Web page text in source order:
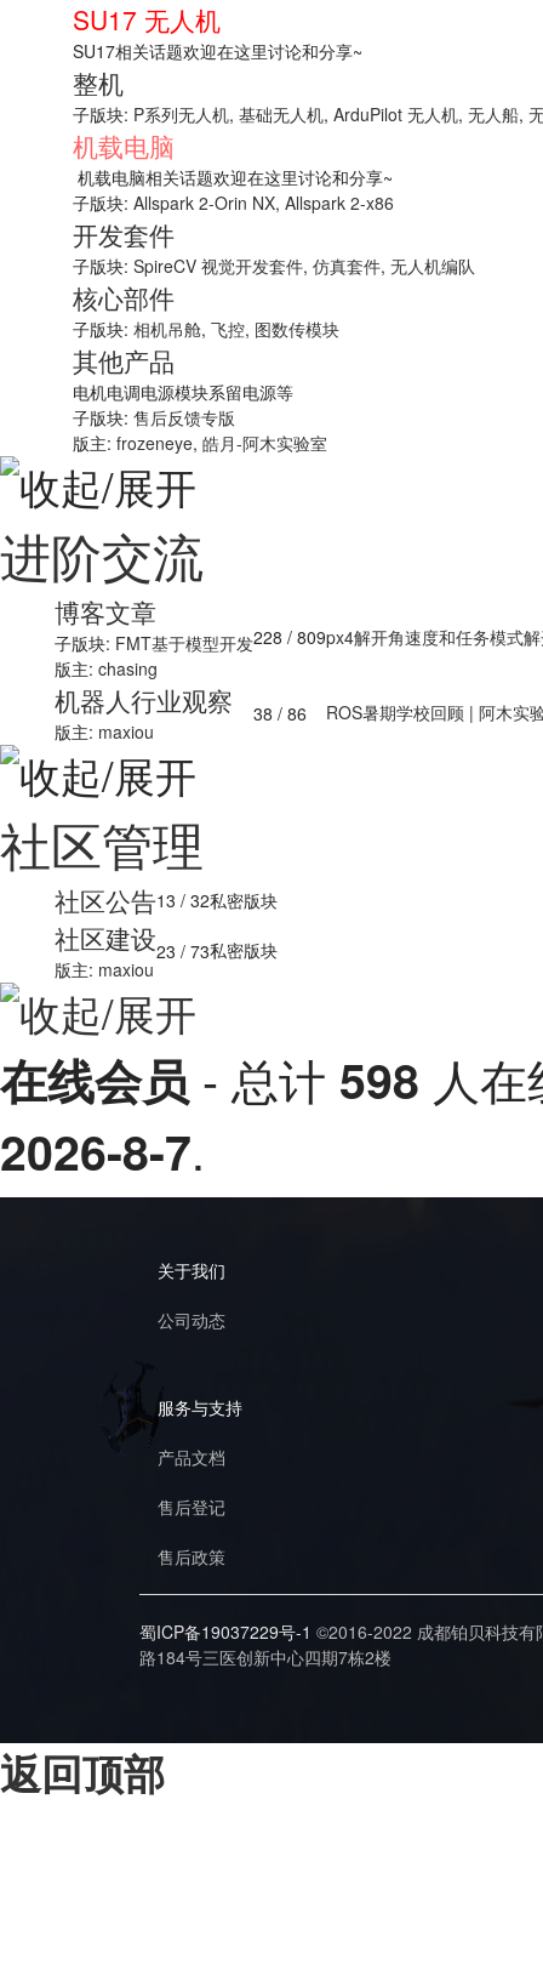
SU17 无人机
SU17相关话题欢迎在这里讨论和分享~
整机
子版块: P系列无人机, 基础无人机, ArduPilot 无人机, 无人船,
机载电脑
机载电脑相关话题欢迎在这里讨论和分享~
子版块: Allspark 2-Orin NX, Allspark 2-x86
开发套件
子版块: SpireCV 视觉开发套件, 仿真套件, 无人机编队
核心部件
子版块: 相机吊舱, 飞控, 图数传模块
其他产品
电机电调电源模块系留电源等
子版块: 售后反馈专版
版主: frozeneye, 皓月-阿木实验室
进阶交流
博客文章
子版块: FMT基于模型开发
版主: chasing
228 / 809px4解开角速度和任务模式
机器人行业观察
版主: maxiou
38 / 86 ROS暑期学校回顾 | 阿木实
社区管理
社区公告13 / 32私密版块
社区建设
版主: maxiou
23 / 73私密版块
在线会员 - 总计 598 人
2026-8-7.
关于我们
公司动态
服务与支持
产品文档
售后登记
售后政策
蜀ICP备19037229号-1 ©2016-2022 成都铂贝科技
路184号三医创新中心四期7栋2楼
返回顶部